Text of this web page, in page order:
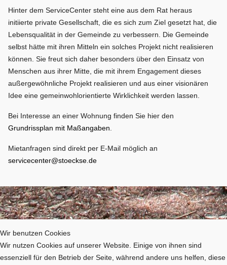
Hinter dem ServiceCenter steht eine aus dem Rat heraus
initiierte private Gesellschaft, die es sich zum Ziel gesetzt hat, die
Lebensqualität in der Gemeinde zu verbessern. Die Gemeinde
selbst hätte mit ihren Mitteln ein solches Projekt nicht realisieren
können. Sie freut sich daher besonders über den Einsatz von
Menschen aus ihrer Mitte, die mit ihrem Engagement dieses
außergewöhnliche Projekt realisieren und aus einer visionären
Idee eine gemeinwohlorientierte Wirklichkeit werden lassen.
Bei Interesse an einer Wohnung finden Sie hier den
Grundrissplan mit Maßangaben.
Mietanfragen sind direkt per E-Mail möglich an
servicecenter@stoeckse.de
Nächster Beitrag: Wohnen im Grünen Ein Traum - hier erreichbar
Weiter
Wir benutzen Cookies
Wir nutzen Cookies auf unserer Website. Einige von ihnen sind
essenziell für den Betrieb der Seite, während andere uns helfen, diese